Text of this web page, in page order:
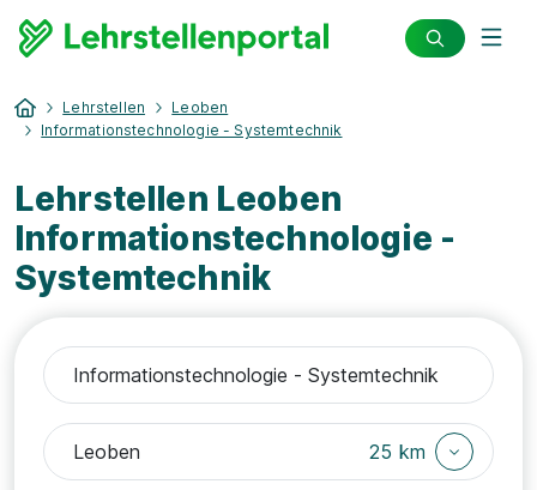
Lehrstellen
Leoben
Informationstechnologie - Systemtechnik
Lehrstellen Leoben
Informationstechnologie -
Systemtechnik
25 km